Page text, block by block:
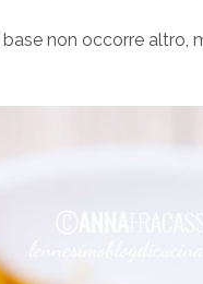
non occorre altro,